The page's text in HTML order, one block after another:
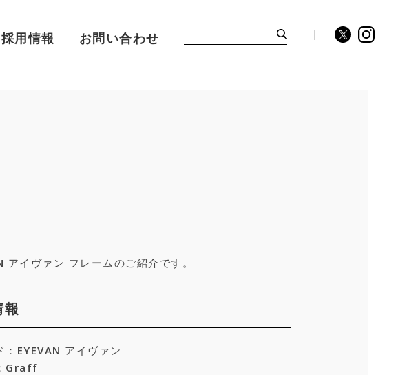
採用情報 お問い合わせ
アイヴァン フレームのご紹介です。
報
：EYEVAN アイヴァン
Graff